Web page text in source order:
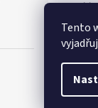
Tento
Bílý